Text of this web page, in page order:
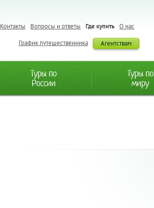
О нас
Где купить
Вопросы и ответы
Контакты
Агентствам
График путешественника
Туры по
России
Туры по
миру